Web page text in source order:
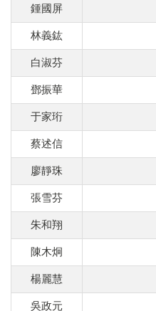
鍾國屏
林義鈜
白淑芬
鄧振華
于家珩
蔡述信
廖靜珠
張雪芬
朱和翔
陳木炯
楊麗慧
吳政元